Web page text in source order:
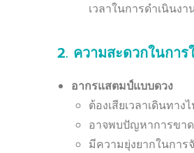
เวลาในการดำเนินงา
2. ความสะดวกในการ
อากรแสตมป์แบบดวง
ต้องเสียเวลาเดินทา
อาจพบปัญหาการขา
มีความยุ่งยากในกา